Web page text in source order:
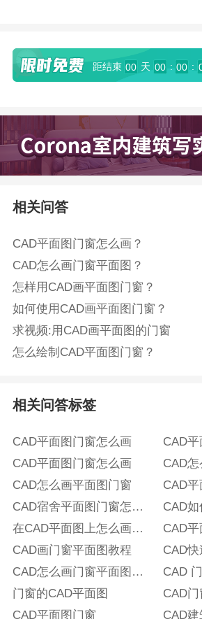
距结束 00 天 00 : 00 :
相关问答
CAD平面图门窗怎么画？
CAD怎么画门窗平面图？
怎样用CAD画平面图门窗？
如何使用CAD画平面图门窗？
求视频:用CAD画平面图的门窗
怎么绘制CAD平面图门窗？
相关问答标签
CAD平面图门窗怎么画
CAD
CAD平面图门窗怎么画
CAD
CAD怎么画平面图门窗
CAD
CAD宿舍平面图门窗怎么
画
CAD
在CAD平面图上怎么画门
窗图
CAD
画
CAD画门窗平面图教程
CAD
CAD怎么画门窗平面图快
速
CAD
门窗的CAD平面图
CAD门
CAD平面图门窗
CAD